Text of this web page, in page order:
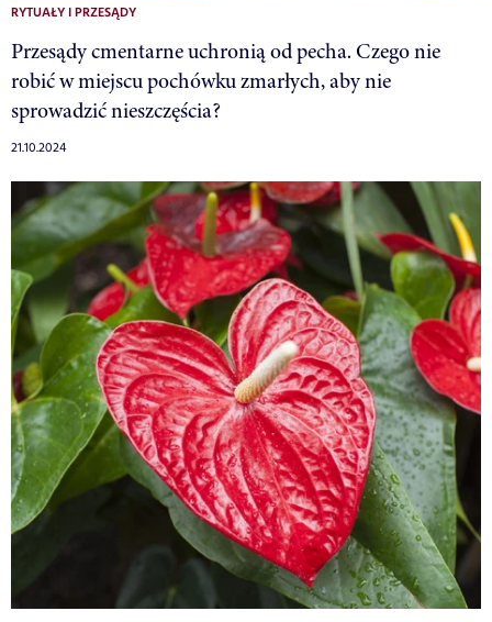
RYTUAŁY I PRZESĄDY
Przesądy cmentarne uchronią od pecha. Czego nie
robić w miejscu pochówku zmarłych, aby nie
sprowadzić nieszczęścia?
21.10.2024